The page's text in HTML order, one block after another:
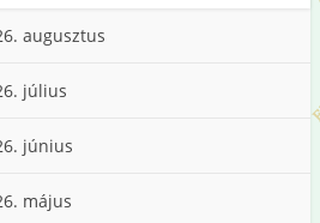
augusztus
július
június
május